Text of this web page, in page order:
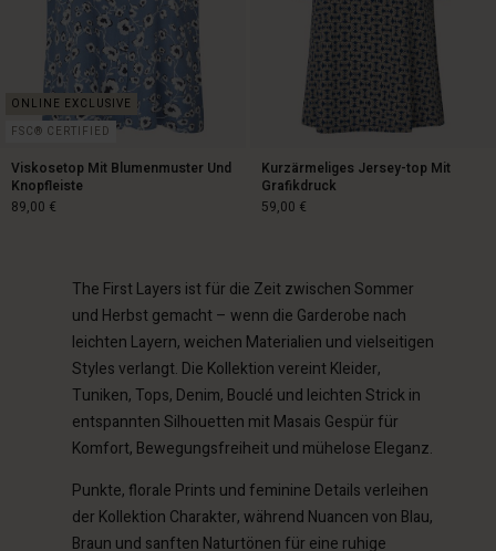
| Ein Land auswählen
finden
| Ein Land auswählen
finden
finden
| Ein Land auswählen
finden
| Ein Land auswählen
finden
| Ein Land auswählen
finden
| Ein Land auswählen
FSC® CERTIFIED
Viskosetop Mit Blumenmuster Und
Knopfleiste
89,00 €
Kurzärmeliges Jersey-top Mit
Grafikdruck
59,00 €
59,00 €
The First Layers ist für die Zeit zwischen Sommer
und Herbst gemacht – wenn die Garderobe nach
leichten Layern, weichen Materialien und vielseitigen
Styles verlangt. Die Kollektion vereint Kleider,
Tuniken, Tops, Denim, Bouclé und leichten Strick in
entspannten Silhouetten mit Masais Gespür für
Komfort, Bewegungsfreiheit und mühelose Eleganz.
Punkte, florale Prints und feminine Details verleihen
der Kollektion Charakter, während Nuancen von Blau,
Braun und sanften Naturtönen für eine ruhige